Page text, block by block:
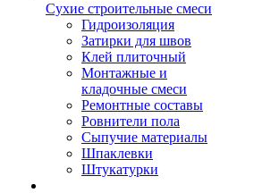
Сухие строительные смеси
Гидроизоляция
Затирки для швов
Клей плиточный
Монтажные и
кладочные смеси
Ремонтные составы
Ровнители пола
Сыпучие материалы
Шпаклевки
Штукатурки